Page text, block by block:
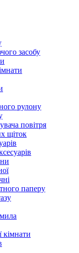
засобу
рулону
повітря
щіток
паперу
кімнати